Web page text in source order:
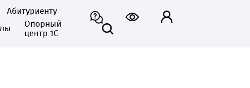
Абитуриенту
Опорный
центр 1С